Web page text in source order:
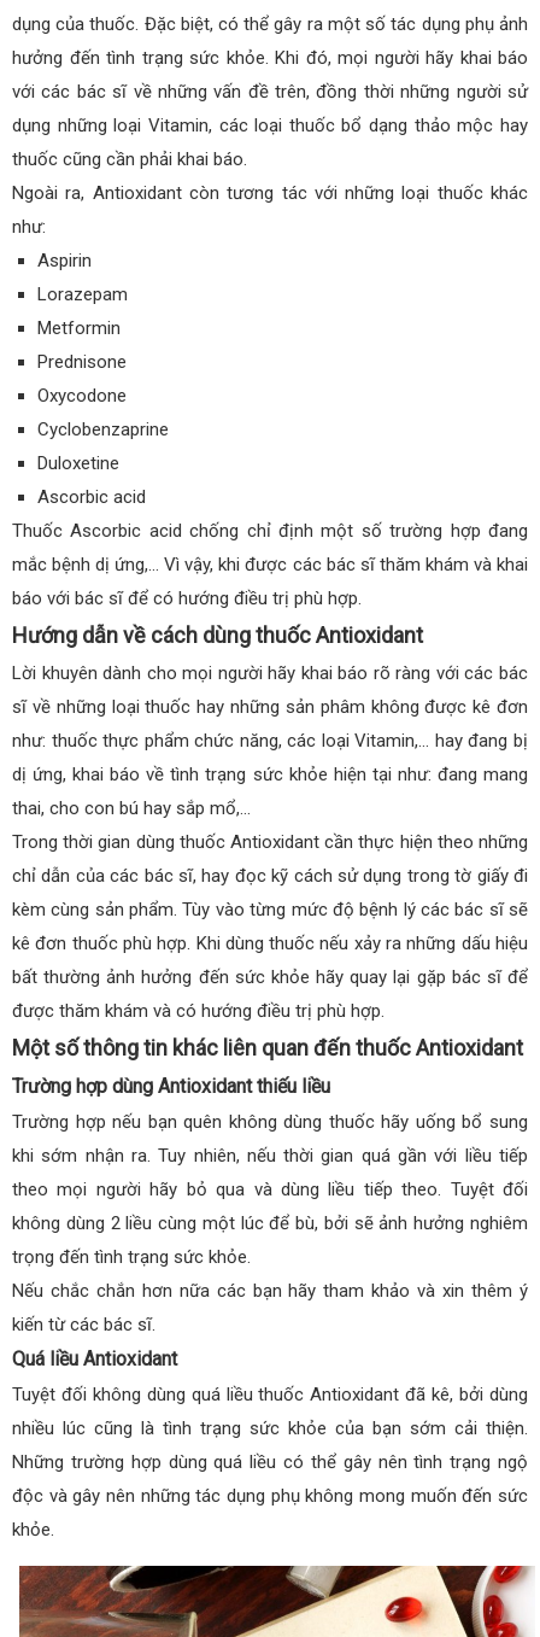
dụng của thuốc. Đặc biệt, có thể gây ra một số tác dụng phụ ảnh
hưởng đến tình trạng sức khỏe. Khi đó, mọi người hãy khai báo
với các bác sĩ về những vấn đề trên, đồng thời những người sử
dụng những loại Vitamin, các loại thuốc bổ dạng thảo mộc hay
thuốc cũng cần phải khai báo.
Ngoài ra, Antioxidant còn tương tác với những loại thuốc khác
như:
Aspirin
Lorazepam
Metformin
Prednisone
Oxycodone
Cyclobenzaprine
Duloxetine
Ascorbic acid
Thuốc Ascorbic acid chống chỉ định một số trường hợp đang
mắc bệnh dị ứng,… Vì vậy, khi được các bác sĩ thăm khám và khai
báo với bác sĩ để có hướng điều trị phù hợp.
Hướng dẫn về cách dùng thuốc Antioxidant
Lời khuyên dành cho mọi người hãy khai báo rõ ràng với các bác
sĩ về những loại thuốc hay những sản phâm không được kê đơn
như: thuốc thực phẩm chức năng, các loại Vitamin,… hay đang bị
dị ứng, khai báo về tình trạng sức khỏe hiện tại như: đang mang
thai, cho con bú hay sắp mổ,…
Trong thời gian dùng thuốc Antioxidant cần thực hiện theo những
chỉ dẫn của các bác sĩ, hay đọc kỹ cách sử dụng trong tờ giấy đi
kèm cùng sản phẩm. Tùy vào từng mức độ bệnh lý các bác sĩ sẽ
kê đơn thuốc phù hợp. Khi dùng thuốc nếu xảy ra những dấu hiệu
bất thường ảnh hưởng đến sức khỏe hãy quay lại gặp bác sĩ để
được thăm khám và có hướng điều trị phù hợp.
Một số thông tin khác liên quan đến thuốc Antioxidant
Trường hợp dùng Antioxidant thiếu liều
Trường hợp nếu bạn quên không dùng thuốc hãy uống bổ sung
khi sớm nhận ra. Tuy nhiên, nếu thời gian quá gần với liều tiếp
theo mọi người hãy bỏ qua và dùng liều tiếp theo. Tuyệt đối
không dùng 2 liều cùng một lúc để bù, bởi sẽ ảnh hưởng nghiêm
trọng đến tình trạng sức khỏe.
Nếu chắc chắn hơn nữa các bạn hãy tham khảo và xin thêm ý
kiến từ các bác sĩ.
Quá liều Antioxidant
Tuyệt đối không dùng quá liều thuốc Antioxidant đã kê, bởi dùng
nhiều lúc cũng là tình trạng sức khỏe của bạn sớm cải thiện.
Những trường hợp dùng quá liều có thể gây nên tình trạng ngộ
độc và gây nên những tác dụng phụ không mong muốn đến sức
khỏe.